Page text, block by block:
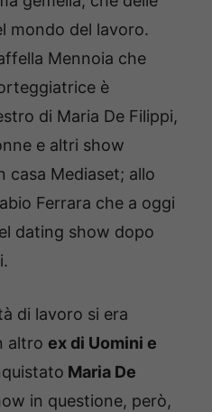
mondo del lavoro.
Mennoia che
è
di Maria De Filippi,
e altri show
casa Mediaset; allo
Ferrara che a oggi
dating show dopo
di lavoro si era
altro ex di Uomini e
Maria De
in questione, però,